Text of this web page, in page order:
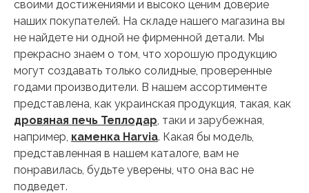
своими достижениями и высоко ценим доверие
наших покупателей. На складе нашего магазина вы
не найдете ни одной не фирменной детали. Мы
прекрасно знаем о том, что хорошую продукцию
могут создавать только солидные, проверенные
годами производители. В нашем ассортименте
представлена, как украинская продукция, такая, как
дровяная печь Теплодар, таки и зарубежная,
например, каменка Harvia. Какая бы модель,
представленная в нашем каталоге, вам не
понравилась, будьте уверены, что она вас не
подведет.